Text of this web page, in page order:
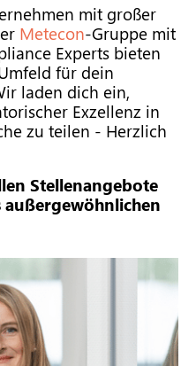
mit großer
Metecon-Gruppe mit
Experts bieten
für dein
laden dich ein,
Exzellenz in
zu teilen - Herzlich
Stellenangebote
außergewöhnlichen